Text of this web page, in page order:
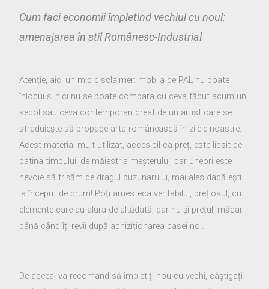
Cum faci economii împletind vechiul cu noul:
amenajarea în stil Românesc-Industrial
Atenție, aici un mic disclaimer: mobila de PAL nu poate
înlocui și nici nu se poate compara cu ceva făcut acum un
secol sau ceva contemporan creat de un artist care se
straduiește să propage arta românească în zilele noastre.
Acest material mult utilizat, accesibil ca preț, este lipsit de
patina timpului, de măiestria meșterului, dar uneori este
nevoie să trișăm de dragul buzunarului, mai ales dacă ești
la început de drum! Poți amesteca veritabilul, prețiosul, cu
elemente care au alura de altădată, dar nu și prețul, măcar
până când îți revii după achiziționarea casei noi.
De aceea, va recomand să împletiți nou cu vechi, câștigați